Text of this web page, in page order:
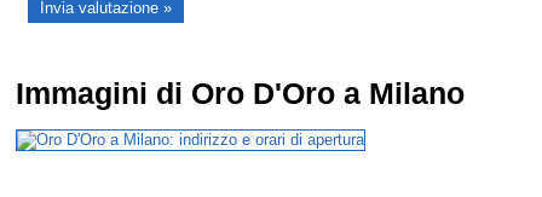
Immagini di Oro D'Oro a Milano